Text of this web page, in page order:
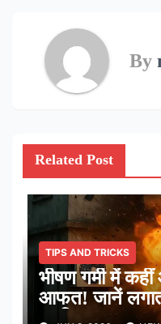
By
Related Post
TIPS AND TRICKS
भीषण गर्मी में
आफत! जानें
सुरक्षित